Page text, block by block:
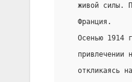
живой силы.
   Франция.
Осенью 1914
привлечении
откликаясь